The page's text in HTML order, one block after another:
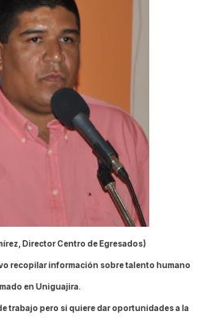
Director Centro de Egresados)
recopilar información sobre talento humano
en Uniguajira.
trabajo pero si quiere dar oportunidades a la